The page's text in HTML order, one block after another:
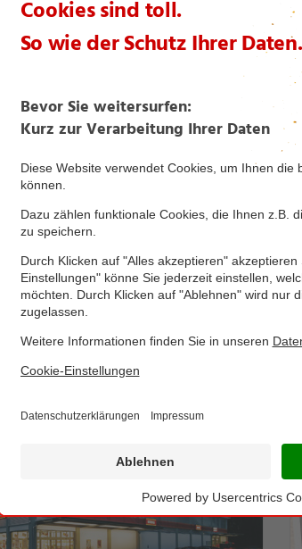
Preis-Leistungssieger bei Prepaid-Volumen-Tarifen
Bargeld jetzt auch ganz bequem beim Einsatz von
Öko-Test gibt Burgkrone Premium Pilsener
wird bundesweit fortgesetzt - die Niederlassung
mit Öko-Siegeln und Bio-Baumwolle für
in Dettingen schenken den Bienen eine bunte
Wasserflaschen von Surf werden pro Jahr rund 144
Ostersortiment mit dem Fairtrade-Kakao-Siegel sorgt
in Folge und damit bester deutscher Bio-
Bananen jetzt ohne Umverpackung